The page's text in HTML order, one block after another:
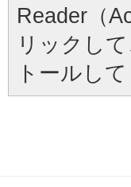
Reader（
リックし
トールし